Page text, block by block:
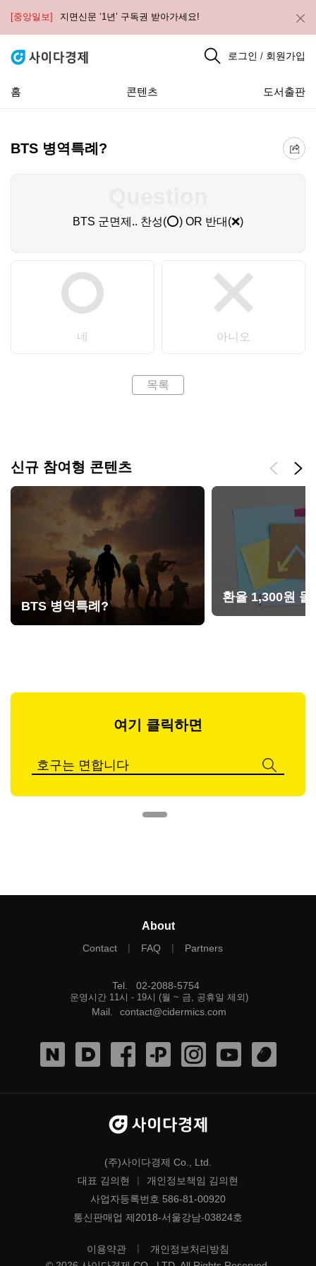
[중앙일보] 지면신문 ‘1년’ 구독권 받아가세요!
로그인 / 회원가입
홈 콘텐츠 도서출판
BTS 병역특례?
네
BTS 군면제.. 찬성(⭕) OR 반대(❌)
아니오
목록
신규 참여형 콘텐츠
BTS 병역특례?
환율 1,300원
여기 클릭하면
About
Contact | FAQ | Partners
Tel 02-2088-5754
운영시간 11시 - 19시 (월 ~ 금, 공휴일 제외)
Mail contact@cidermics.com
(주)사이다경제 Co., Ltd.
대표 김의현
|
개인정보책임 김의현
사업자등록번호 586-81-00920
통신판매업 제2018-서울강남-03824호
이용약관 |
개인정보처리방침